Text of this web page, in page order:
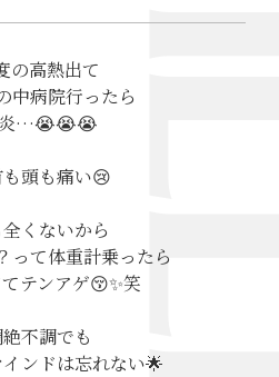
の高熱出て
中病院行ったら
…😭😭😭
頭も痛い😢
くないから
って体重計乗ったら
テンアゲ😚✨笑
不調でも
ンドは忘れない🌟